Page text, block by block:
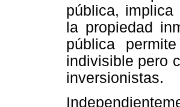
pública,
la propiedad
pública
indivisible pero
inversionistas.